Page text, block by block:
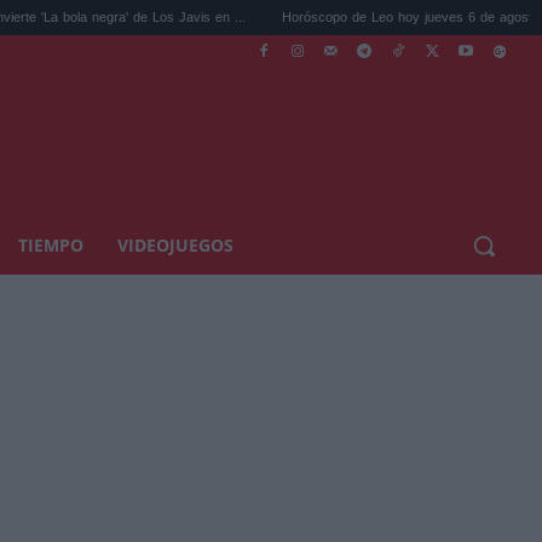
de Los Javis en ... Horóscopo de Leo hoy jueves 6 de agosto: tu intuic...
TIEMPO VIDEOJUEGOS